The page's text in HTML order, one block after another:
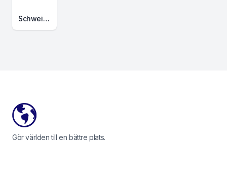
SchweizKonturkarta
Gör världen till en bättre plats.